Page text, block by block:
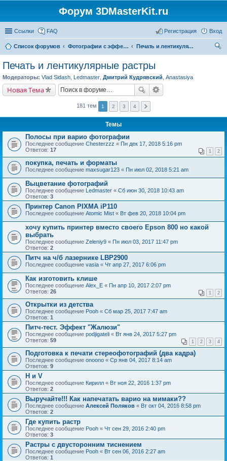
Форум 3DMasterKit.ru
Ссылки FAQ Вход
Регистрация
Список форумов Фотографии с эффектом стерео, варио, 3D, анимации, морфинга
Печать и лентикулярные растры
Печать и лентикулярные растры
Модераторы: Vlad Sidash Ledmaster Дмитрий Кудрявский Anastasiya
Новая Тема
181 тем 1 2 3 4
Темы
Полосы при варио фотографии
Последнее сообщение Chesterzzz « Пн дек 17, 2018 5:16 pm
Ответов: 17 1 2
покупка, печать и форматы
Последнее сообщение maxsugar123 « Пн июл 02, 2018 5:21 am
Выцветание фотографий
Последнее сообщение Ledmaster « Сб июн 30, 2018 10:43 am
Ответов: 3
Принтер Canon PIXMA iP110
Последнее сообщение Atomic Mist « Вт фев 20, 2018 10:04 pm
хочу купить принтер вместо своего Epson 800 но какой
выбрать
Последнее сообщение Zeleniy9 « Пн июл 03, 2017 11:47 pm
Ответов: 2
Питч на ч/б лазернике LBP2900
Последнее сообщение vasia « Чт апр 27, 2017 6:06 pm
Как изготовить клише
Последнее сообщение Alex_E « Пн апр 10, 2017 2:07 pm
Ответов: 26 1 2
Открытки из детства
Последнее сообщение Pooh « Сб мар 25, 2017 7:47 am
Ответов: 1
Питч-тест. Эффект "Жалюзи"
Последнее сообщение podjigateli « Вт янв 24, 2017 5:27 pm
Ответов: 59 1 2 3 4
Подготовка к печати стереофотографий (два кадра)
Последнее сообщение onoono « Ср янв 04, 2017 8:14 am
Ответов: 9
H и V
Последнее сообщение Кирилл « Вт ноя 22, 2016 1:37 pm
Ответов: 2
Выручайте!!! Как напечатать варио на мимаки??
Последнее сообщение Алексей Поляков « Вт окт 04, 2016 8:58 pm
Ответов: 2
Где купить растр
Последнее сообщение Pooh « Чт сен 29, 2016 2:40 pm
Ответов: 3
Растры с двусторонним тиснением
Последнее сообщение Pooh « Вт сен 06, 2016 2:27 am
Ответов: 1